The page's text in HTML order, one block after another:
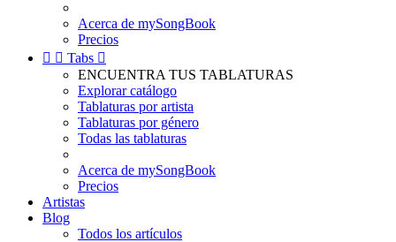
Acerca de mySongBook
Precios
  Tabs 
ENCUENTRA TUS TABLATURAS
Explorar catálogo
Tablaturas por artista
Tablaturas por género
Todas las tablaturas
Acerca de mySongBook
Precios
Artistas
Blog
Todos los artículos